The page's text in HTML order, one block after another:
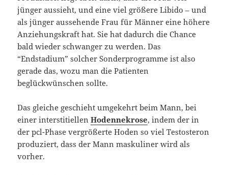
jünger aussieht, und eine viel größere Libido – und
als jünger aussehende Frau für Männer eine höhere
Anziehungskraft hat. Sie hat dadurch die Chance
bald wieder schwanger zu werden. Das
“Endstadium” solcher Sonderprogramme ist also
gerade das, wozu man die Patienten
beglückwünschen sollte.
Das gleiche geschieht umgekehrt beim Mann, bei
einer interstitiellenHodennekrose, indem der in
der pcl-Phase vergrößerte Hoden so viel Testosteron
produziert, dass der Mann maskuliner wird als
vorher.